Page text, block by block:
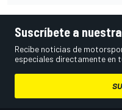
Suscríbete a
Recibe noticias de
especiales directamente en